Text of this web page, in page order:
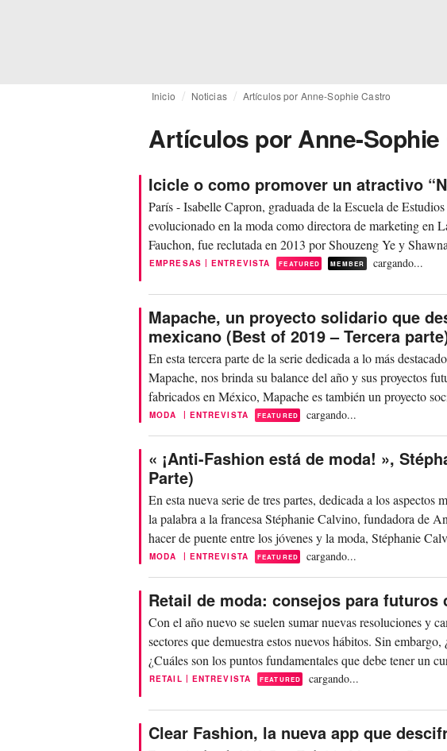
Inicio Noticias Artículos por Anne-Sophie Castro
Artículos por Anne-Sophie
Icicle o como promover un atractivo
París - Isabelle Capron, graduada de la Escuela de
evolucionado en la moda como directora de marketing en
Fauchon, fue reclutada en 2013 por Shouzeng Ye y
ayudarlos...
EMPRESAS | ENTREVISTA FEATURED MEMBER cargando...
Mapache, un proyecto solidario que
mexicano (Best of 2019 – Tercera
En esta tercera parte de la serie dedicada a lo más
Mapache, nos brinda su balance del año y sus proyectos
fabricados en México, Mapache es también un proyecto
por los...
MODA | ENTREVISTA FEATURED cargando...
« ¡Anti-Fashion está de moda! »,
Parte)
En esta nueva serie de tres partes, dedicada a los
la palabra a la francesa Stéphanie Calvino, fundadora de
hacer de puente entre los jóvenes y la moda, Stéphanie
MODA | ENTREVISTA FEATURED cargando...
Retail de moda: consejos para
Con el año nuevo se suelen sumar nuevas resoluciones y
sectores que demuestra estos nuevos hábitos. Sin
¿Cuáles son los puntos fundamentales que debe tener un
RETAIL | ENTREVISTA FEATURED cargando...
Clear Fashion, la nueva app que